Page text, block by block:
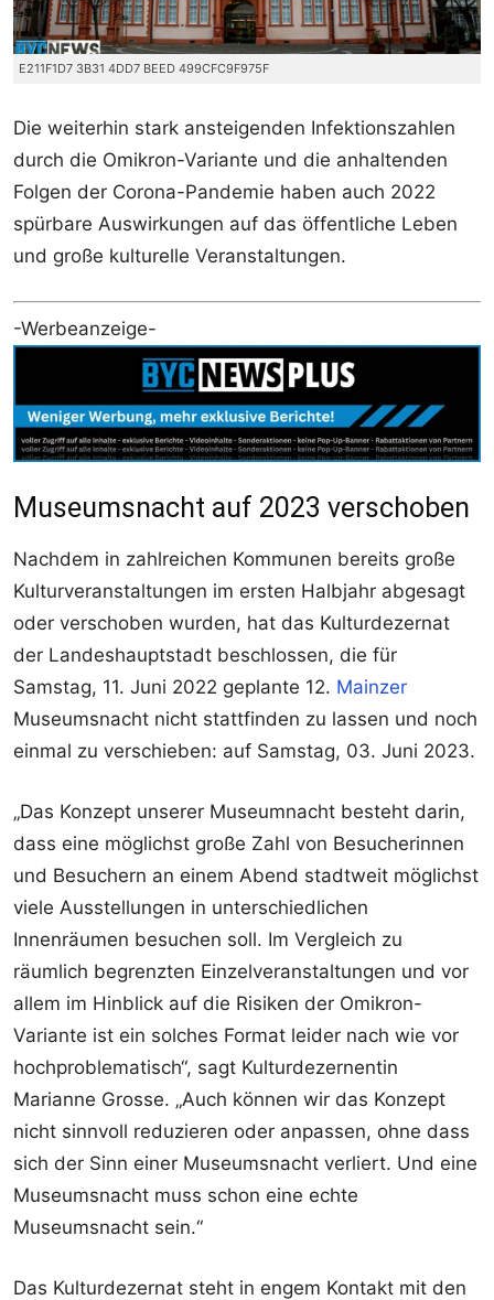
E211F1D7 3B31 4DD7 BEED 499CFC9F975F
Die weiterhin stark ansteigenden Infektionszahlen
durch die Omikron-Variante und die anhaltenden
Folgen der Corona-Pandemie haben auch 2022
spürbare Auswirkungen auf das öffentliche Leben
und große kulturelle Veranstaltungen.
-Werbeanzeige-
Museumsnacht auf 2023 verschoben
Nachdem in zahlreichen Kommunen bereits große
Kulturveranstaltungen im ersten Halbjahr abgesagt
oder verschoben wurden, hat das Kulturdezernat
der Landeshauptstadt beschlossen, die für
Samstag, 11. Juni 2022 geplante 12. Mainzer
Museumsnacht nicht stattfinden zu lassen und noch
einmal zu verschieben: auf Samstag, 03. Juni 2023.
„Das Konzept unserer Museumnacht besteht darin,
dass eine möglichst große Zahl von Besucherinnen
und Besuchern an einem Abend stadtweit möglichst
viele Ausstellungen in unterschiedlichen
Innenräumen besuchen soll. Im Vergleich zu
räumlich begrenzten Einzelveranstaltungen und vor
allem im Hinblick auf die Risiken der Omikron-
Variante ist ein solches Format leider nach wie vor
hochproblematisch“, sagt Kulturdezernentin
Marianne Grosse. „Auch können wir das Konzept
nicht sinnvoll reduzieren oder anpassen, ohne dass
sich der Sinn einer Museumsnacht verliert. Und eine
Museumsnacht muss schon eine echte
Museumsnacht sein.“
Das Kulturdezernat steht in engem Kontakt mit den